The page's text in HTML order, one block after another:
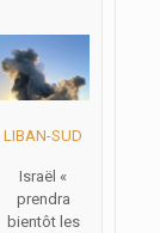
LIBAN-SUD
Israël «
prendra
bientôt les